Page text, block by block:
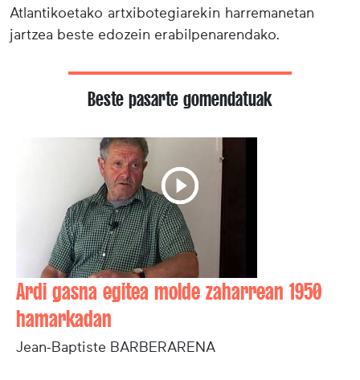
Atlantikoetako artxibotegiarekin harremanetan
jartzea beste edozein erabilpenarendako.
Beste pasarte gomendatuak
Ardi gasna egitea molde zaharrean 1950
hamarkadan
Jean-Baptiste BARBERARENA